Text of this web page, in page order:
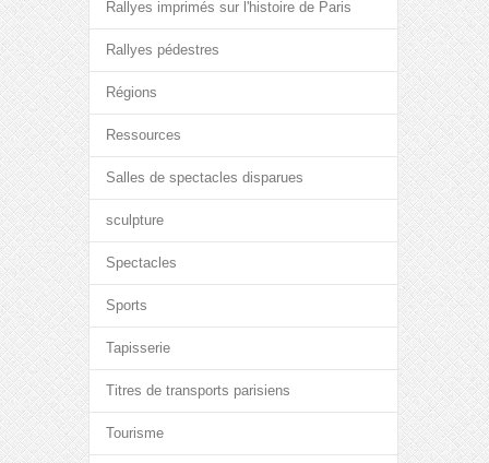
Rallyes imprimés sur l'histoire de Paris
Rallyes pédestres
Régions
Ressources
Salles de spectacles disparues
sculpture
Spectacles
Sports
Tapisserie
Titres de transports parisiens
Tourisme